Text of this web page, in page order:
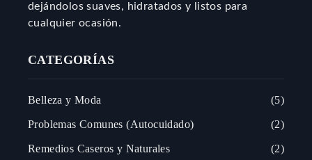
dejándolos suaves, hidratados y listos para
cualquier ocasión.
CATEGORÍAS
Belleza y Moda 5
Problemas Comunes (Autocuidado) 2
Remedios Caseros y Naturales 2